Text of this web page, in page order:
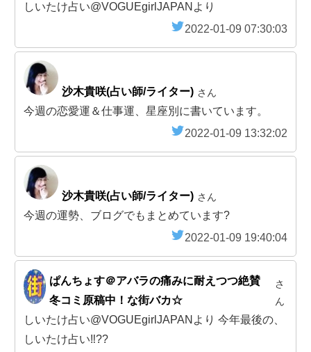
しいたけ占い@VOGUEgirlJAPANより
2022-01-09 07:30:03
沙木貴咲(占い師/ライター) さん
今週の恋愛運＆仕事運、星座別に書いています。
2022-01-09 13:32:02
沙木貴咲(占い師/ライター) さん
今週の運勢、ブログでもまとめています?
2022-01-09 19:40:04
ぱんちょす＠アバラの痛みに耐えつつ絶賛
冬コミ原稿中！な街バカ☆
さ
ん
しいたけ占い@VOGUEgirlJAPANより 今年最後の、
しいたけ占い‼??